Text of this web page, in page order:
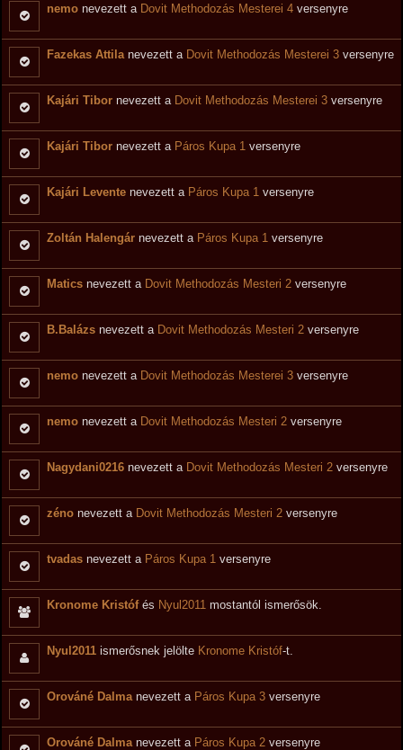
nemo nevezett a Dovit Methodozás Mesterei 4 versenyre
Fazekas Attilanevezett a Dovit Methodozás Mesterei 3 versenyre
Kajári Tibor nevezett a Dovit Methodozás Mesterei 3 versenyre
Kajári Tibor nevezett a Páros Kupa 1 versenyre
Kajári Levente nevezett a Páros Kupa 1 versenyre
Zoltán Halengár nevezett a Páros Kupa 1 versenyre
Matics nevezett a Dovit Methodozás Mesteri 2 versenyre
B.Balázs nevezett a Dovit Methodozás Mesteri 2 versenyre
nemo nevezett a Dovit Methodozás Mesterei 3 versenyre
nemo nevezett a Dovit Methodozás Mesteri 2 versenyre
Nagydani0216 nevezett a Dovit Methodozás Mesteri 2 versenyre
zéno nevezett a Dovit Methodozás Mesteri 2 versenyre
tvadas nevezett a Páros Kupa 1 versenyre
Kronome Kristófés Nyul2011 mostantól ismerősök.
Nyul2011 ismerősnek jelölte Kronome Kristóf-t.
Orováné Dalma nevezett a Páros Kupa 3 versenyre
Orováné Dalma nevezett a Páros Kupa 2 versenyre